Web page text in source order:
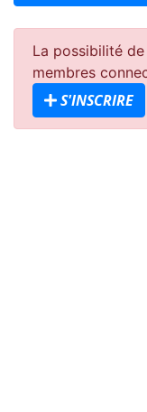
La possibilité
membres
S'INSCRIRE